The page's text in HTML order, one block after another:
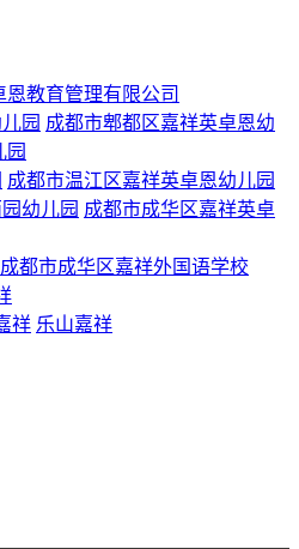
恩教育管理有限公司
园 成都市郫都区嘉祥英卓恩幼
园
成都市温江区嘉祥英卓恩幼儿园
幼儿园 成都市成华区嘉祥英卓
成都市成华区嘉祥外国语学校
祥 乐山嘉祥